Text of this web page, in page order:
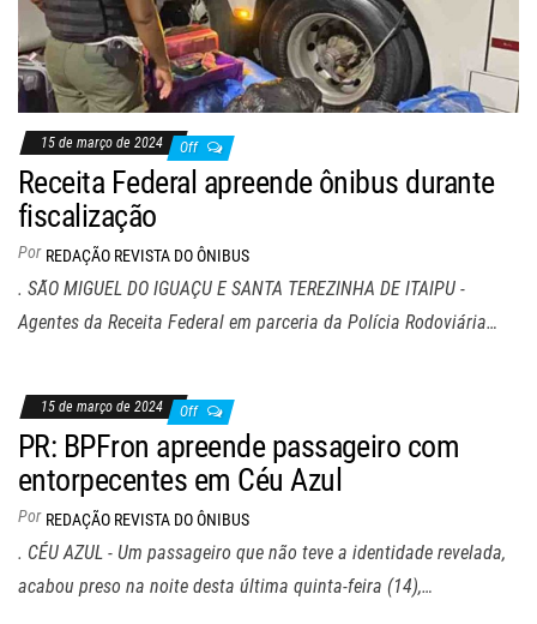
15 de março de 2024 Off
Receita Federal apreende ônibus durante
fiscalização
Por REDAÇÃO REVISTA DO ÔNIBUS
. SÃO MIGUEL DO IGUAÇU E SANTA TEREZINHA DE ITAIPU -
Agentes da Receita Federal em parceria da Polícia Rodoviária…
15 de março de 2024 Off
PR: BPFron apreende passageiro com
entorpecentes em Céu Azul
Por REDAÇÃO REVISTA DO ÔNIBUS
. CÉU AZUL - Um passageiro que não teve a identidade revelada,
acabou preso na noite desta última quinta-feira (14),…